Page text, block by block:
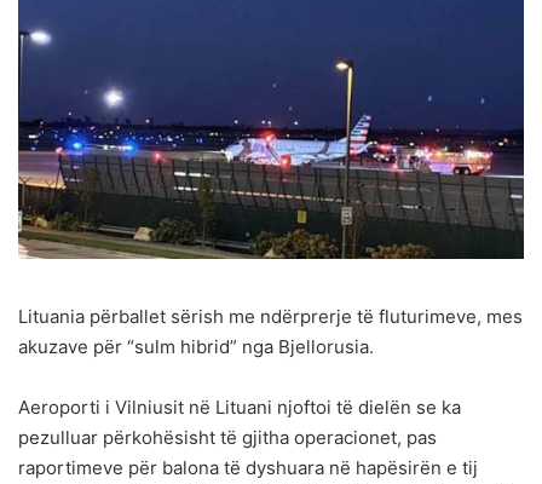
Lituania përballet sërish me ndërprerje të fluturimeve, mes
akuzave për “sulm hibrid” nga Bjellorusia.
Aeroporti i Vilniusit në Lituani njoftoi të dielën se ka
pezulluar përkohësisht të gjitha operacionet, pas
raportimeve për balona të dyshuara në hapësirën e tij